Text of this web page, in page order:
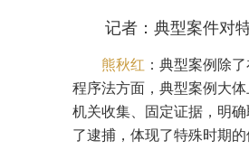
记者：典型案件对
熊秋红 ：典型案例除
程序法方面，典型案例大
机关收集、固定证据，明
了逮捕，体现了特殊时期